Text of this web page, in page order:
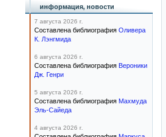
информация, новости
7 августа 2026 г.
Составлена библиография Оливера
К. Лэнгмида
6 августа 2026 г.
Составлена библиография Вероники
Дж. Генри
5 августа 2026 г.
Составлена библиография Махмуда
Эль-Сайеда
4 августа 2026 г.